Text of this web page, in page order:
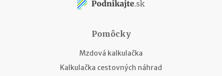
Pomôcky
Mzdová kalkulačka
Kalkulačka cestovných náhrad